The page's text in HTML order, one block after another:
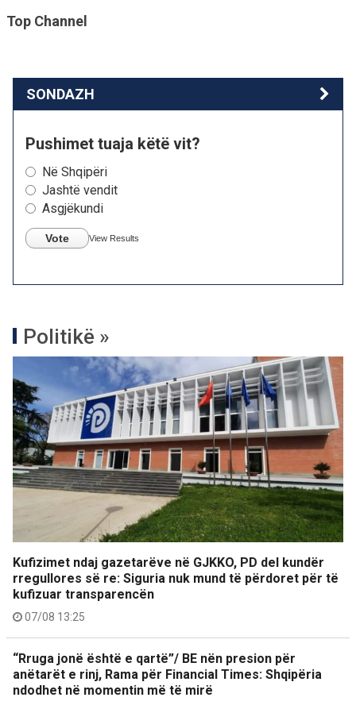
Top Channel
SONDAZH
Pushimet tuaja këtë vit?
Në Shqipëri
Jashtë vendit
Asgjëkundi
Vote View Results
Politikë »
Kufizimet ndaj gazetarëve në GJKKO, PD del kundër
rregullores së re: Siguria nuk mund të përdoret për të
kufizuar transparencën
07/08 13:25
“Rruga jonë është e qartë”/ BE nën presion për
anëtarët e rinj, Rama për Financial Times: Shqipëria
ndodhet në momentin më të mirë